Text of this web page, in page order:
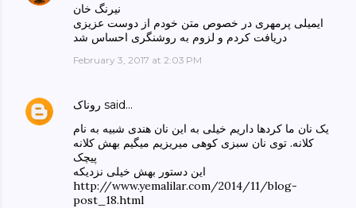
نیرنگ خان
ایمیلی پرمهری در خصوص متن خودم از دوست عزیزی
دریافت کردم و لزوم به روشنگری احساس شد
February 3, 2017 at 2:03 PM
روناک said…
یک نان ما کردها داریم خیلی به این نان هندی شبیه به نام
کلانه. توی نان سبزی کوهی میریزیم میگیم بهش کلانه
پیچک
این دستور بهش خیلی نزدیکه
http://www.yemalilar.com/2014/11/blog-
post_18.html